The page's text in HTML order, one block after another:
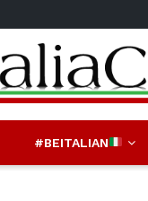
#BEITALIAN